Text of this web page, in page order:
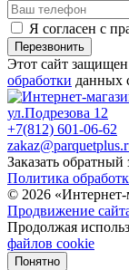
Я согласен с
Перезвонить
Этот сайт защищен
обработки данных
ул.Подрезова 12
+7(812) 601-06-62
Заказать обратный
Политика
© 2026 «Интернет-
Продвижение
Продолжая
файлов cookie
Понятно